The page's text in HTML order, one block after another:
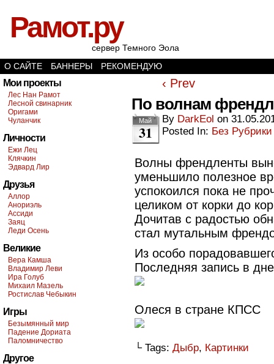
Рамот.ру
сервер Темного Эола
О САЙТЕ
БАННЕРЫ РЕКОМЕНДУЮ
Мои проекты
Лес Нан Рамот
Лесной свинарник
Оригами
Чуланчик
Личности
Ежи Лец
Клячкин
Эдвард Лир
Друзья
Аллор
Анориэль
Ассиди
Заяц
Леди Осень
Великие
Вера Камша
Владимир Леви
Ира Голуб
Михаил Мазель
Ростислав Чебыкин
Игры
Безымянный мир
Падение Дориата
Паломничество
Другое
‹ Prev
По волнам
Май
31
By DarkEol on
Posted In: Без Рубрики
Волны френдленты
уменьшило полезное
успокоился пока не
целиком от корки до
Дочитав с радостью
стал мутальным
Из особо
Последняя запись в
Олеся в стране КПСС
└ Tags: Дыбр, Картинки